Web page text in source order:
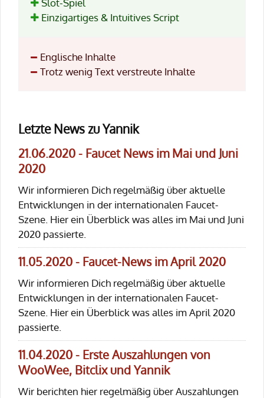
Einzigartiges & Intuitives Script
Englische Inhalte
Trotz wenig Text verstreute Inhalte
Letzte News zu Yannik
21.06.2020 - Faucet News im Mai und Juni
2020
Wir informieren Dich regelmäßig über aktuelle
Entwicklungen in der internationalen Faucet-
Szene. Hier ein Überblick was alles im Mai und Juni
2020 passierte.
11.05.2020 - Faucet-News im April 2020
Wir informieren Dich regelmäßig über aktuelle
Entwicklungen in der internationalen Faucet-
Szene. Hier ein Überblick was alles im April 2020
passierte.
11.04.2020 - Erste Auszahlungen von
WooWee, Bitclix und Yannik
Wir berichten hier regelmäßig über Auszahlungen